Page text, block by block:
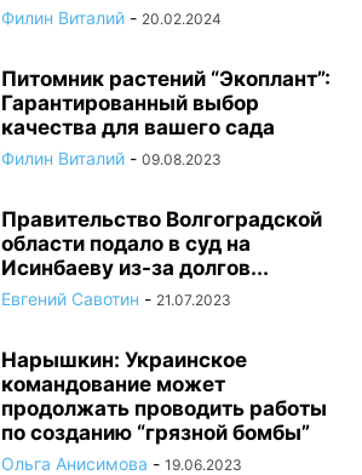
Филин Виталий - 20.02.2024
Питомник растений “Экоплант”:
Гарантированный выбор
качества для вашего сада
Филин Виталий - 09.08.2023
Правительство Волгоградской
области подало в суд на
Исинбаеву из-за долгов...
Евгений Савотин - 21.07.2023
Нарышкин: Украинское
командование может
продолжать проводить работы
по созданию “грязной бомбы”
Ольга Анисимова - 19.06.2023